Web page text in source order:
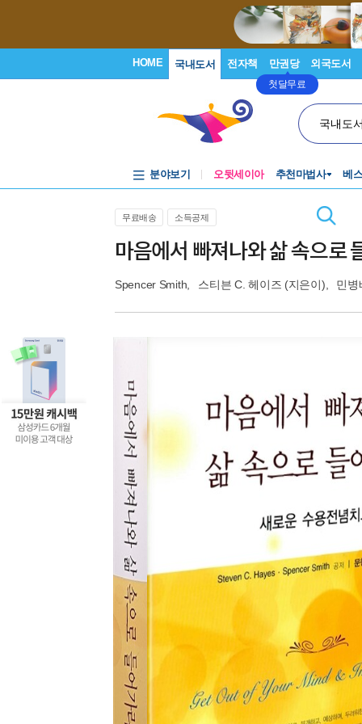
HOME 국내도서 전자책 만권당
첫달무료
외국도서
국내도
분야보기 오뒷세이아 추천마법사 베
무료배송 소득공제
마음에서 빠져나와 삶 속으로
Spencer Smith 스티븐 C. 헤이즈 (지은이), 민병